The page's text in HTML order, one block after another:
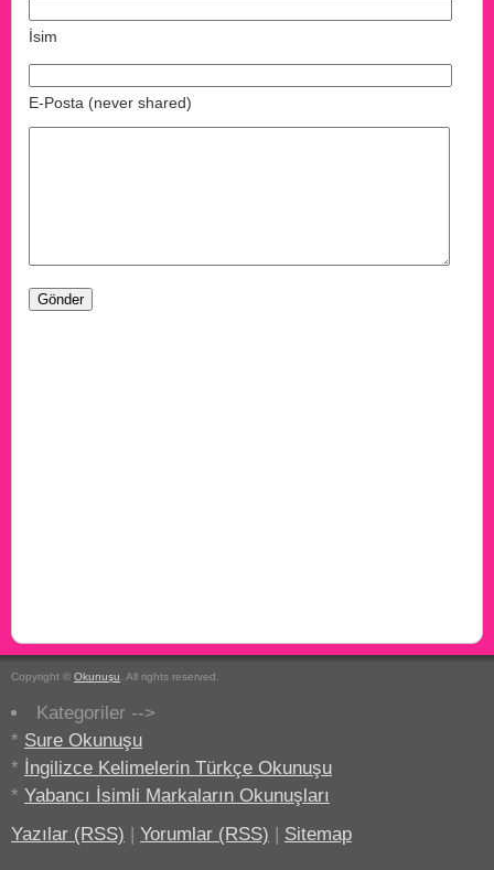
İsim
E-Posta (never shared)
Copyright © Okunuşu . All rights reserved.
Kategoriler -->
* Sure Okunuşu
* İngilizce Kelimelerin Türkçe Okunuşu
* Yabancı İsimli Markaların Okunuşları
Yazılar (RSS) | Yorumlar (RSS) | Sitemap